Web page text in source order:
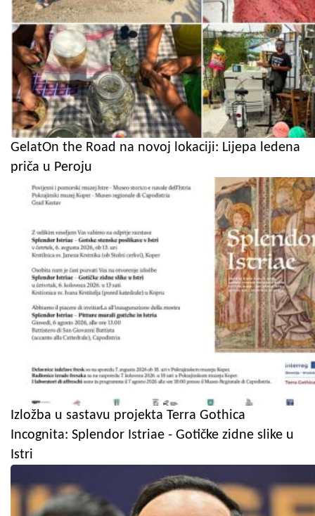
GelatOn the Road na novoj lokaciji: Lijepa ledena
priča u Peroju
Izložba u sastavu projekta Terra Gothica
Incognita: Splendor Istriae - Gotičke zidne slike u
Istri